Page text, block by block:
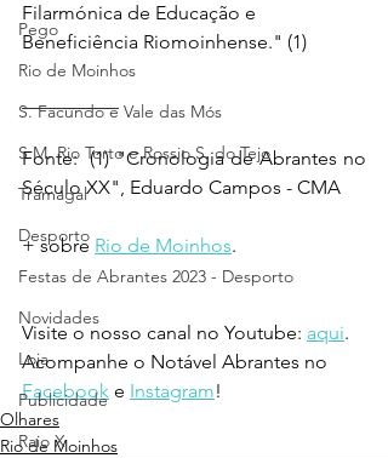
Pego
Rio de Moinhos
S. Facundo e Vale das Mós
S.M. Rio Torto e Rossio S. do Tejo
Tramagal
Desporto
Festas de Abrantes 2023 - Desporto
Novidades
Loja
Publicidade
Raio X
Filarmónica de Educação e
Beneficiência Riomoinhense." (1)
__________
Fonte:  (1) "Cronologia de Abrantes no
Século XX", Eduardo Campos - CMA
+ sobre Rio de Moinhos.
Visite o nosso canal no Youtube: aqui.
Acompanhe o Notável Abrantes no
Facebook e Instagram!
Olhares
Rio de Moinhos